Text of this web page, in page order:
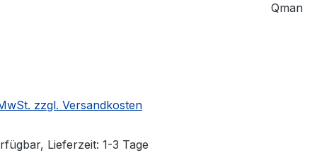
Qman
zzgl. Versandkosten
Lieferzeit: 1-3 Tage